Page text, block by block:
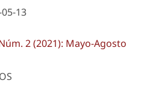
13
2 (2021): Mayo-Agosto